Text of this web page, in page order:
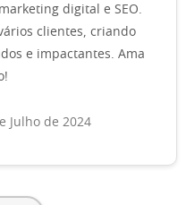
digital e SEO.
clientes, criando
e impactantes. Ama
Julho de 2024